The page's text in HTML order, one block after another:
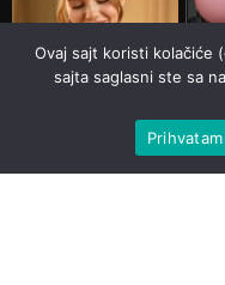
Ovaj sajt koristi kolačiće
sajta saglasni ste sa
Prihvatam